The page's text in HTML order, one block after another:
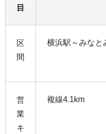
目
区
間
横浜駅～みなと
営
業
キ
複線4.1km